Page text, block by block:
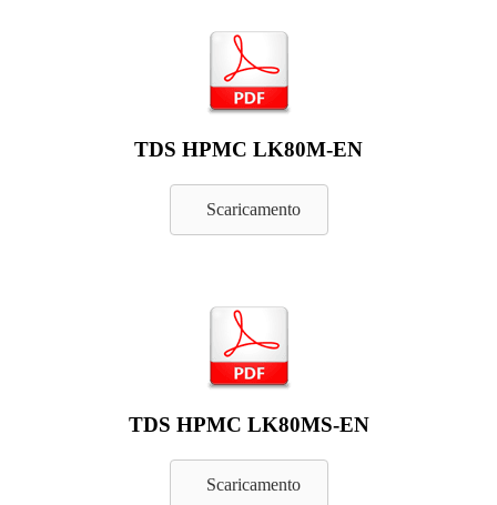
TDS HPMC LK80M-EN
Scaricamento
TDS HPMC LK80MS-EN
Scaricamento